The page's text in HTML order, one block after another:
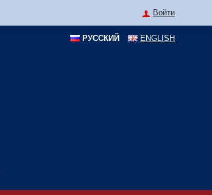
Войти
РУССКИЙ ENGLISH